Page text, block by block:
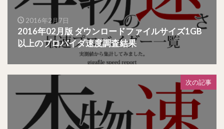
2016年2月7日
2016年02月版 ダウンロードファイルサイズ1GB
以上のプロバイダ速度調査結果
次の記事